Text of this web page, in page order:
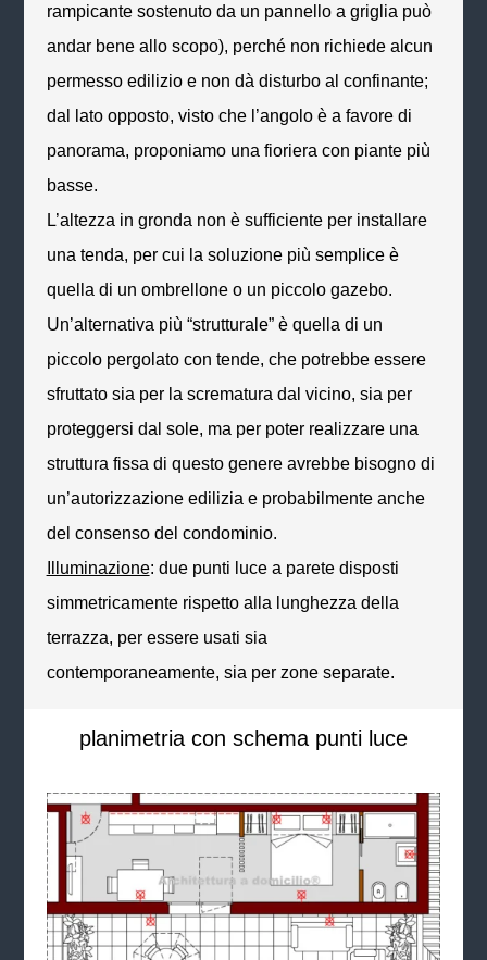
rampicante sostenuto da un pannello a griglia può
andar bene allo scopo), perché non richiede alcun
permesso edilizio e non dà disturbo al confinante;
dal lato opposto, visto che l’angolo è a favore di
panorama, proponiamo una fioriera con piante più
basse.
L’altezza in gronda non è sufficiente per installare
una tenda, per cui la soluzione più semplice è
quella di un ombrellone o un piccolo gazebo.
Un’alternativa più “strutturale” è quella di un
piccolo pergolato con tende, che potrebbe essere
sfruttato sia per la scrematura dal vicino, sia per
proteggersi dal sole, ma per poter realizzare una
struttura fissa di questo genere avrebbe bisogno di
un’autorizzazione edilizia e probabilmente anche
del consenso del condominio.
Illuminazione: due punti luce a parete disposti
simmetricamente rispetto alla lunghezza della
terrazza, per essere usati sia
contemporaneamente, sia per zone separate.
planimetria con schema punti luce